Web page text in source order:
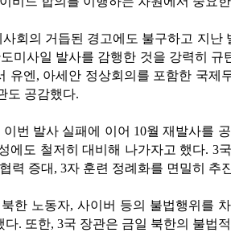
회의 거듭된 경고에도 불구하고 지
도미사일 발사를 감행한 것을 강력히
유엔, 아세안 정상회의를 포함한 국
도 공감했다.
번 발사 실패에 이어 10월 재발사를
에도 철저히 대비해 나가자고 했다. 3
력 증대, 3자 훈련 정례화를 면밀히 추
한 노동자, 사이버 등의 불법행위를
다. 또한, 3국 장관은 금일 북한의 불법